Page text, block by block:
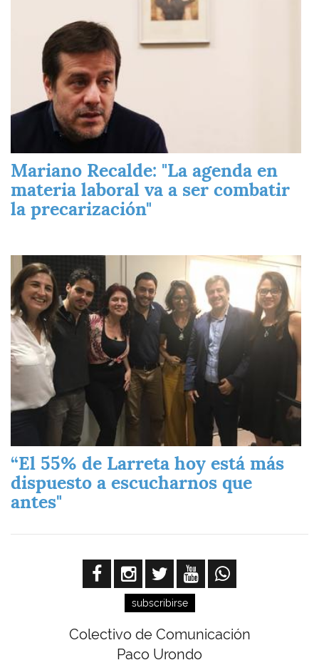
Mariano Recalde: "La agenda en
materia laboral va a ser combatir
la precarización"
Imagen
“El 55% de Larreta hoy está más
dispuesto a escucharnos que
antes"
subscribirse
Colectivo de Comunicación
Paco Urondo